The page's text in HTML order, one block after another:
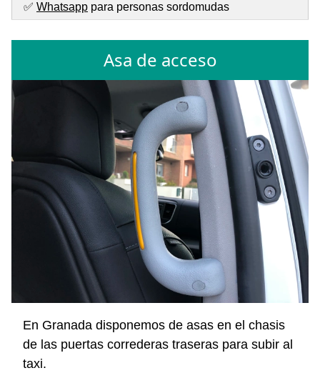
✅ Whatsapp para personas sordomudas
Asa de acceso
En Granada disponemos de asas en el chasis
de las puertas correderas traseras para subir al
taxi.